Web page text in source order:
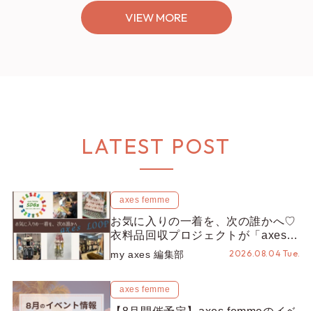
VIEW MORE
LATEST POST
axes femme
お気に入りの一着を、次の誰かへ♡
衣料品回収プロジェクトが「axes
LOOP」にアップデート！活用する
とポイントが手に入る◎
my axes 編集部 2026.08.04 Tue.
axes femme